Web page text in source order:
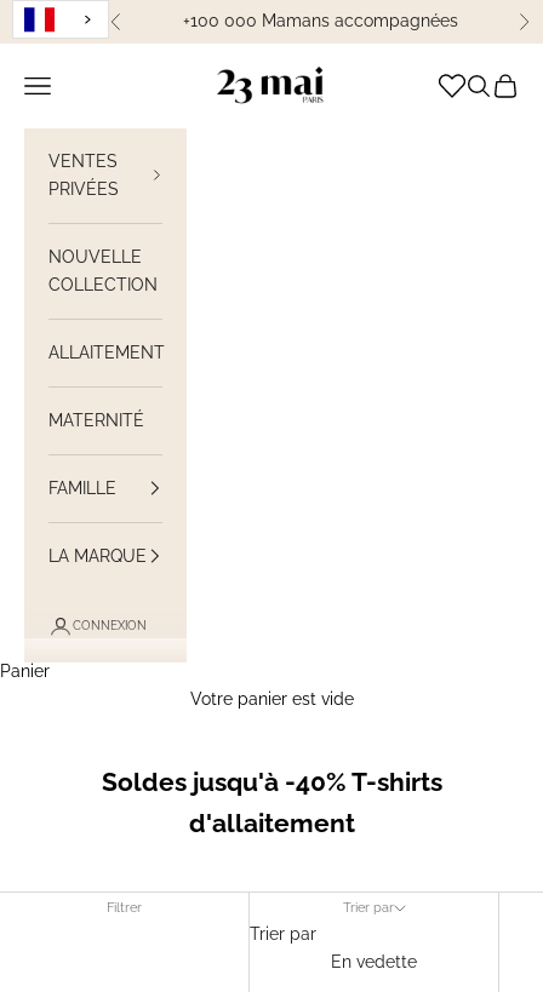
Passer au contenu
Précédent+100 000 Mamans accompagnées
23 Mai Paris
Ouvrir la navigation Ouvrir la
Voir
VENTES
PRIVÉES
NOUVELLE
COLLECTION
ALLAITEMENT
MATERNITÉ
FAMILLE
LA MARQUE
CONNEXION
Panier
Votre panier est vide
Soldes jusqu'à -40% T-shirts
d'allaitement
Filtrer Trier par
Trier par
En vedette